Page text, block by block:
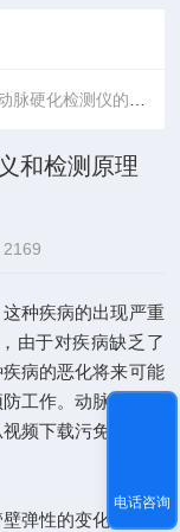
测仪的使用意义和检测原理吗？
和检测原理
2169
这种疾病的出现严重
，由于对疾病缺乏了
种疾病的恶化将来可能
作。动脉硬化检
频下载污免费来了
的变化，这是
电话咨询